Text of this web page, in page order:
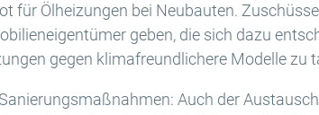
für Ölheizungen bei Neubauten.
geben, die sich dazu
gegen klimafreundlichere Modelle zu
Auch der